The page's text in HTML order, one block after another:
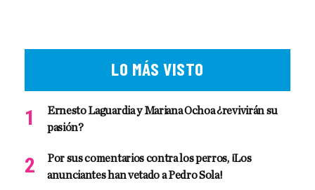
LO MÁS VISTO
Ernesto Laguardia y Mariana Ochoa ¿revivirán su
pasión?
Por sus comentarios contra los perros, ¡Los
anunciantes han vetado a Pedro Sola!